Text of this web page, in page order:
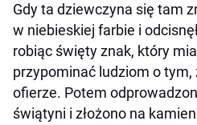
Gdy ta dziewczyna się tam
w niebieskiej farbie i
robiąc święty znak, który
przypominać ludziom o tym,
ofierze. Potem
świątyni i złożono na